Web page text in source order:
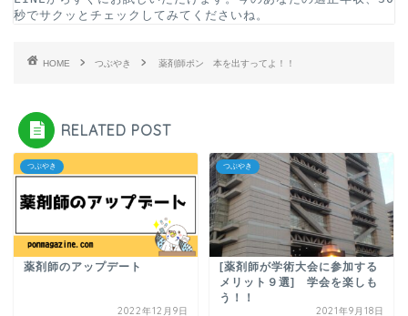
秒でサクッとチェックしてみてくださいね。
HOME つぶやき 薬剤師ポン 本を出すってよ！！
RELATED POST
つぶやき
薬剤師のアップデート
2022年12月9日
つぶやき
[薬剤師が学術大会に参加する
メリット９選] 学会を楽しも
う！！
2021年9月18日